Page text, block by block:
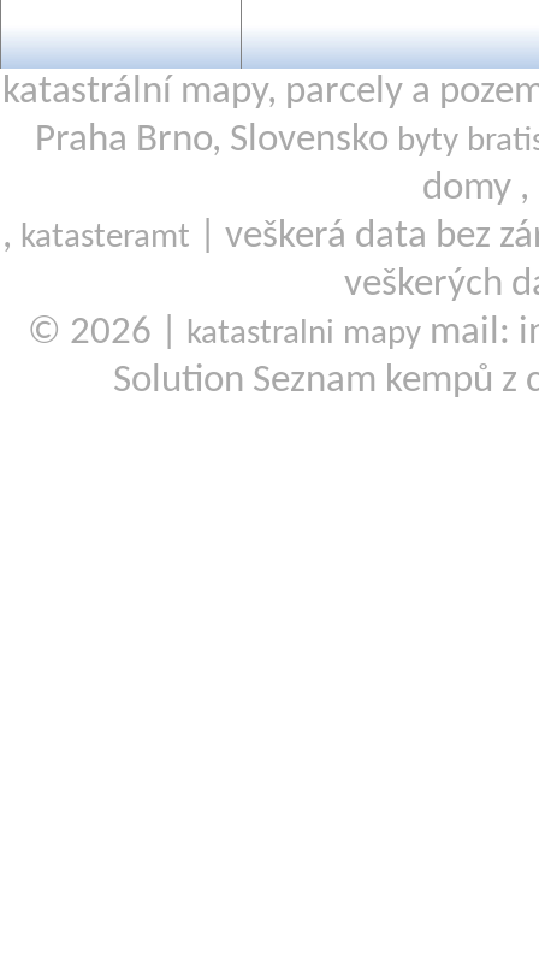
katastrální mapy, parcely a
Praha Brno, Slovensko byty
domy ,
, katasteramt
| veškerá data bez
veškerých
© 2026 |
katastralni mapy mail:
Solution Seznam kempů z